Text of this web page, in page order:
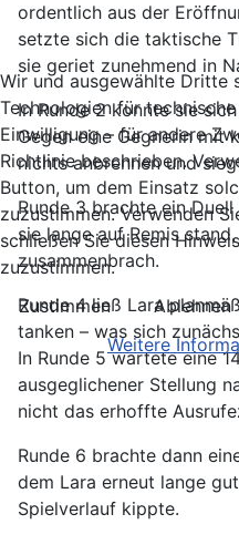
ordentlich aus der
setzte sich die taktische
sie geriet zunehmend in
In Runde 2 konnte sie
Gegen eine Gegnerin mit
nichts anbrennen und
Runde 3 brachte ein
sie lange auf Remis
zusammenbrach.
Runde 4 ließ Lara
tanken – was sich
In Runde 5 wartete eine
ausgeglichener Stellung
nicht das erhoffte
Runde 6 brachte dann
dem Lara erneut lange
Spielverlauf kippte.
Wir und ausgewählte Dritte
Technologien für
Einwilligung – für andere
Richtlinie beschrieben.
Button, um dem Einsatz
zuzustimmen. Verwenden
schließen Sie diesen
zuzustimmen.
Zustimmen
Ablehnen
Weitere